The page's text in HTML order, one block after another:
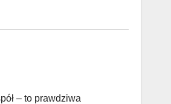
– to prawdziwa